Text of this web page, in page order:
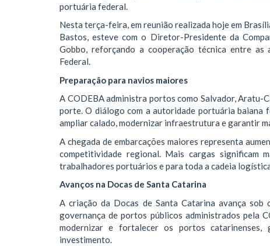
portuária federal.
Nesta terça-feira, em reunião realizada hoje em
Bastos, esteve com o Diretor-Presidente da
Gobbo, reforçando a cooperação técnica entre
Federal.
Preparação para navios maiores
A CODEBA administra portos como Salvador, Aratu-
porte. O diálogo com a autoridade portuária
ampliar calado, modernizar infraestrutura e garantir
A chegada de embarcações maiores representa
competitividade regional. Mais cargas significam
trabalhadores portuários e para toda a cadeia
Avanços na Docas de Santa Catarina
A criação da Docas de Santa Catarina avança
governança de portos públicos administrados pela
modernizar e fortalecer os portos catarinenses,
investimento.